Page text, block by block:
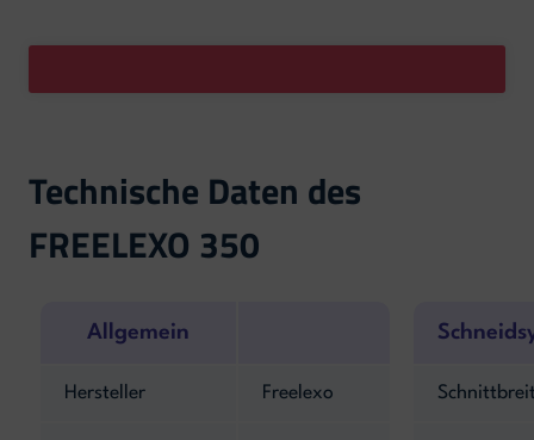
Technische Daten des
FREELEXO 350
Allgemein
Hersteller Freelexo